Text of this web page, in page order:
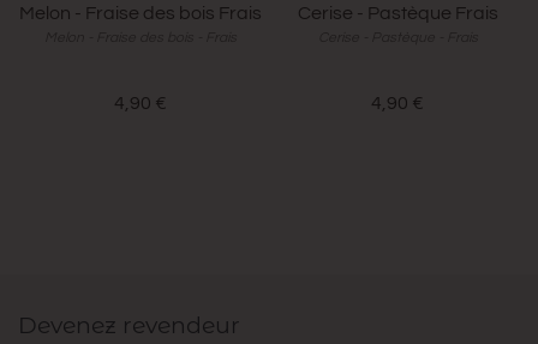
Melon - Fraise des bois Frais
4,90 €
Cerise - Pastèque Frais
4,90 €
Devenez revendeur